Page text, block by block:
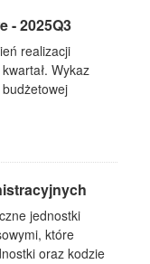
- 2025Q3
realizacji
Wykaz
jednostki
które
oraz kodzie